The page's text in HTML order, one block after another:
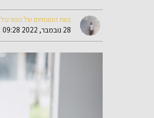
צוות המומחים של הפורטל
28 נובמבר, 2022 09:28